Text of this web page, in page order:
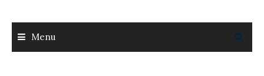
Menu